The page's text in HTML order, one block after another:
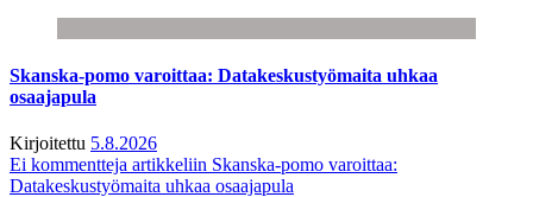
Skanska-pomo varoittaa: Datakeskustyömaita uhkaa
osaajapula
Kirjoitettu 5.8.2026
Ei kommentteja artikkeliin Skanska-pomo varoittaa:
Datakeskustyömaita uhkaa osaajapula